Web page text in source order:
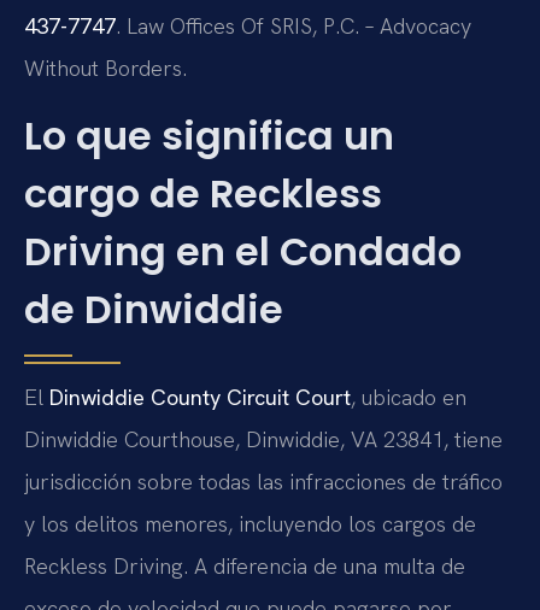
437-7747. Law Offices Of SRIS, P.C. – Advocacy
Without Borders.
Lo que significa un
cargo de Reckless
Driving en el Condado
de Dinwiddie
El Dinwiddie County Circuit Court, ubicado en
Dinwiddie Courthouse, Dinwiddie, VA 23841, tiene
jurisdicción sobre todas las infracciones de tráfico
y los delitos menores, incluyendo los cargos de
Reckless Driving. A diferencia de una multa de